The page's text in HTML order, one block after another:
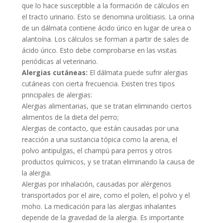
que lo hace susceptible a la formación de cálculos en
el tracto urinario. Esto se denomina urolitiasis. La orina
de un dálmata contiene ácido úrico en lugar de urea o
alantoína. Los cálculos se forman a partir de sales de
ácido úrico. Esto debe comprobarse en las visitas
periódicas al veterinario.
Alergias cutáneas: El dálmata puede sufrir alergias
cutáneas con cierta frecuencia. Existen tres tipos
principales de alergias:
Alergias alimentarias, que se tratan eliminando ciertos
alimentos de la dieta del perro;
Alergias de contacto, que están causadas por una
reacción a una sustancia tópica como la arena, el
polvo antipulgas, el champú para perros y otros
productos químicos, y se tratan eliminando la causa de
la alergia.
Alergias por inhalación, causadas por alérgenos
transportados por el aire, como el polen, el polvo y el
moho. La medicación para las alergias inhalantes
depende de la gravedad de la alergia. Es importante